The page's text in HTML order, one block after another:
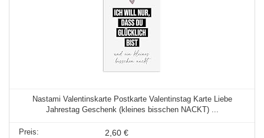
Nastami Valentinskarte Postkarte Valentinstag Karte Liebe
Jahrestag Geschenk (kleines bisschen NACKT) ...
2,60 €